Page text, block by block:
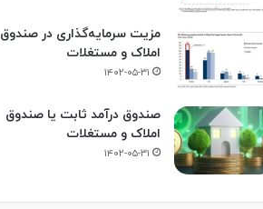
مزیت سرمایه‌گذاری در صندوق
املاک و مستغلات
۱۴۰۲-۰۵-۳۱
صندوق درآمد ثابت یا صندوق
املاک و مستغلات
۱۴۰۲-۰۵-۳۱